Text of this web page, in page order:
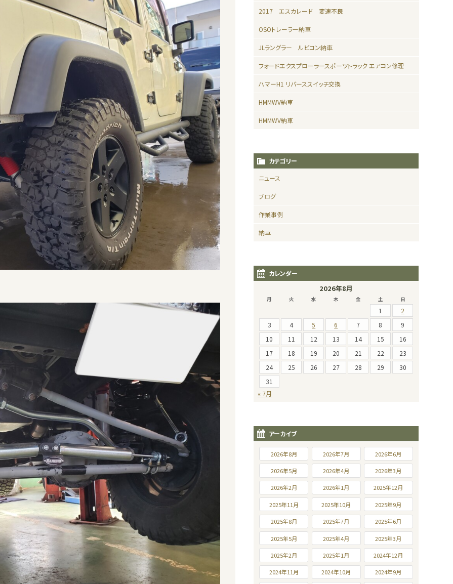
2017 エスカレード 変速不良
OSOトレーラー納車
JLラングラー ルビコン納車
フォードエクスプローラースポーツトラック エアコン修理
ハマーH1 リバーススイッチ交換
HMMWV納車
HMMWV納車
カテゴリー
ニュース
ブログ
作業事例
納車
カレンダー
2026年8月
月 火 水 木 金 土 日
1
2
3
4 5 6 7 8
9
10
11 12 13 14 15
16
17
18 19 20 21 22
23
24
25 26 27 28 29
30
31
« 7月
アーカイブ
2026年8月 2026年7月 2026年6月
2026年5月 2026年4月 2026年3月
2026年2月 2026年1月 2025年12月
2025年11月 2025年10月 2025年9月
2025年8月 2025年7月 2025年6月
2025年5月 2025年4月 2025年3月
2025年2月 2025年1月 2024年12月
2024年11月 2024年10月 2024年9月